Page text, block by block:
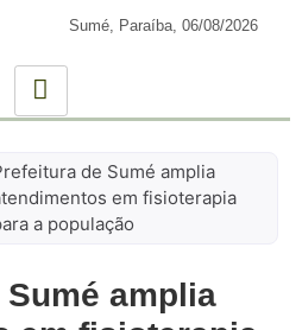
Sumé, Paraíba, 06/08/2026
de Sumé amplia
em fisioterapia
a população
amplia